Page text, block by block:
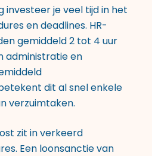
investeer je veel tijd in het
en deadlines. HR-
gemiddeld 2 tot 4 uur
administratie en
dit al snel enkele
verzuimtaken.
zit in verkeerd
Een loonsanctie van